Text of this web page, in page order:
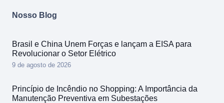
Nosso Blog
Brasil e China Unem Forças e lançam a EISA para
Revolucionar o Setor Elétrico
9 de agosto de 2026
Princípio de Incêndio no Shopping: A Importância da
Manutenção Preventiva em Subestações